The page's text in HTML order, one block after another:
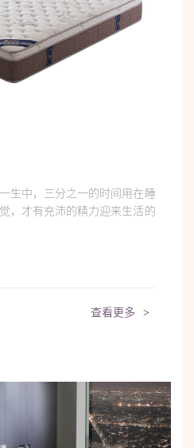
生中，三分之一的时间用在睡
，才有充沛的精力迎来生活的
查看更多 >